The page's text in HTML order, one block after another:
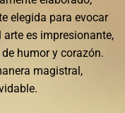
elegida para evocar
es impresionante,
humor y corazón.
magistral,